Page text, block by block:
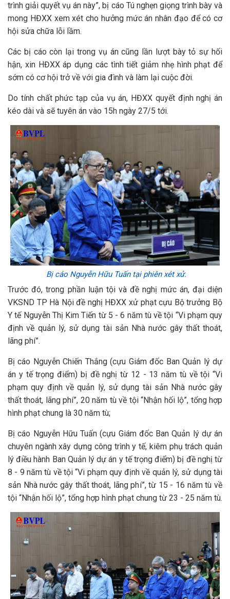
trình giải quyết vụ án này”, bị cáo Tú nghẹn giọng trình bày và
mong HĐXX xem xét cho hưởng mức án nhân đạo để có cơ
hội sửa chữa lỗi lầm.
Các bị cáo còn lại trong vụ án cũng lần lượt bày tỏ sự hối
hận, xin HĐXX áp dụng các tình tiết giảm nhẹ hình phạt để
sớm có cơ hội trở về với gia đình và làm lại cuộc đời.
Do tính chất phức tạp của vụ án, HĐXX quyết định nghị án
kéo dài và sẽ tuyên án vào 15h ngày 27/5 tới.
Bị cáo Nguyễn Hữu Tuấn tại phiên xét xử.
Trước đó, trong phần luận tội và đề nghị mức án, đại diện
VKSND TP Hà Nội đề nghị HĐXX xử phạt cựu Bộ trưởng Bộ
Y tế Nguyễn Thị Kim Tiến từ 5 - 6 năm tù về tội “Vi phạm quy
định về quản lý, sử dụng tài sản Nhà nước gây thất thoát,
lãng phí”.
Bị cáo Nguyễn Chiến Thắng (cựu Giám đốc Ban Quản lý dự
án y tế trọng điểm) bị đề nghị từ 12 - 13 năm tù về tội “Vi
phạm quy định về quản lý, sử dụng tài sản Nhà nước gây
thất thoát, lãng phí”, 20 năm tù về tội “Nhận hối lộ”, tổng hợp
hình phạt chung là 30 năm tù;
Bị cáo Nguyễn Hữu Tuấn (cựu Giám đốc Ban Quản lý dự án
chuyên ngành xây dựng công trình y tế, kiêm phụ trách quản
lý điều hành Ban Quản lý dự án y tế trọng điểm) bị đề nghị từ
8 - 9 năm tù về tội “Vi phạm quy định về quản lý, sử dụng tài
sản Nhà nước gây thất thoát, lãng phí”, từ 15 - 16 năm tù về
tội “Nhận hối lộ”, tổng hợp hình phạt chung từ 23 - 25 năm tù.